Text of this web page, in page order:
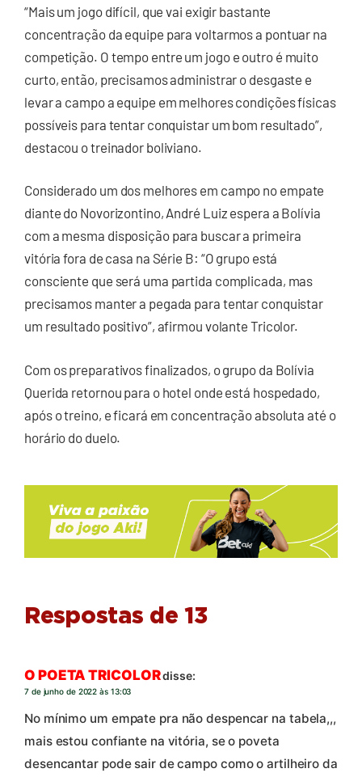
“Mais um jogo difícil, que vai exigir bastante
concentração da equipe para voltarmos a pontuar na
competição. O tempo entre um jogo e outro é muito
curto, então, precisamos administrar o desgaste e
levar a campo a equipe em melhores condições físicas
possíveis para tentar conquistar um bom resultado”,
destacou o treinador boliviano.
Considerado um dos melhores em campo no empate
diante do Novorizontino, André Luiz espera a Bolívia
com a mesma disposição para buscar a primeira
vitória fora de casa na Série B: “O grupo está
consciente que será uma partida complicada, mas
precisamos manter a pegada para tentar conquistar
um resultado positivo”, afirmou volante Tricolor.
Com os preparativos finalizados, o grupo da Bolívia
Querida retornou para o hotel onde está hospedado,
após o treino, e ficará em concentração absoluta até o
horário do duelo.
Respostas de 13
O POETA TRICOLORdisse:
7 de junho de 2022 às 13:03
No mínimo um empate pra não despencar na tabela,,,
mais estou confiante na vitória, se o poveta
desencantar pode sair de campo como o artilheiro da